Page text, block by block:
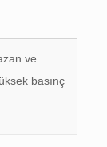
ve
basınç